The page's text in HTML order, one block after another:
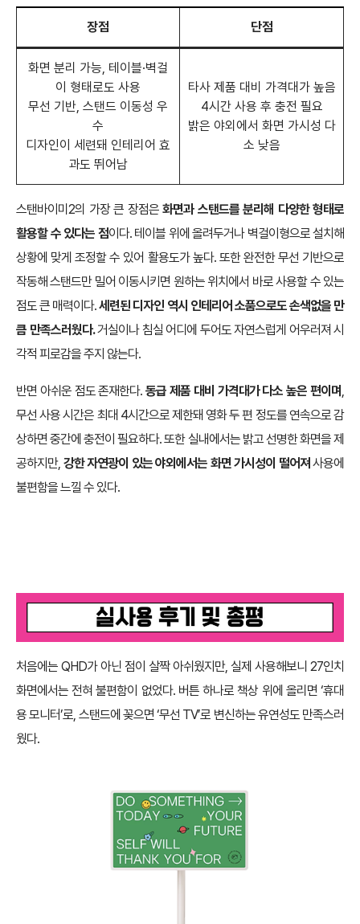
장점 단점
화면 분리 가능, 테이블·벽걸
이 형태로도 사용
무선 기반, 스탠드 이동성 우
수
디자인이 세련돼 인테리어 효
과도 뛰어남
타사 제품 대비 가격대가 높음
4시간 사용 후 충전 필요
밝은 야외에서 화면 가시성 다
소 낮음
스탠바이미2의 가장 큰 장점은 화면과 스탠드를 분리해 다양한 형태로
활용할 수 있다는 점이다. 테이블 위에 올려두거나 벽걸이형으로 설치해
상황에 맞게 조정할 수 있어 활용도가 높다. 또한 완전한 무선 기반으로
작동해 스탠드만 밀어 이동시키면 원하는 위치에서 바로 사용할 수 있는
점도 큰 매력이다.세련된 디자인 역시 인테리어 소품으로도 손색없을 만
큼 만족스러웠다.거실이나 침실 어디에 두어도 자연스럽게 어우러져 시
각적 피로감을 주지 않는다.
반면 아쉬운 점도 존재한다.동급 제품 대비 가격대가 다소 높은 편이며
무선 사용 시간은 최대 4시간으로 제한돼 영화 두 편 정도를 연속으로 감
상하면 중간에 충전이 필요하다. 또한 실내에서는 밝고 선명한 화면을 제
공하지만, 강한 자연광이 있는 야외에서는 화면 가시성이 떨어져 사용에
불편함을 느낄 수 있다.
처음에는 QHD가 아닌 점이 살짝 아쉬웠지만, 실제 사용해보니 27인치
화면에서는 전혀 불편함이 없었다. 버튼 하나로 책상 위에 올리면 ‘휴대
용 모니터’로, 스탠드에 꽂으면 ‘무선 TV’로 변신하는 유연성도 만족스러
웠다.